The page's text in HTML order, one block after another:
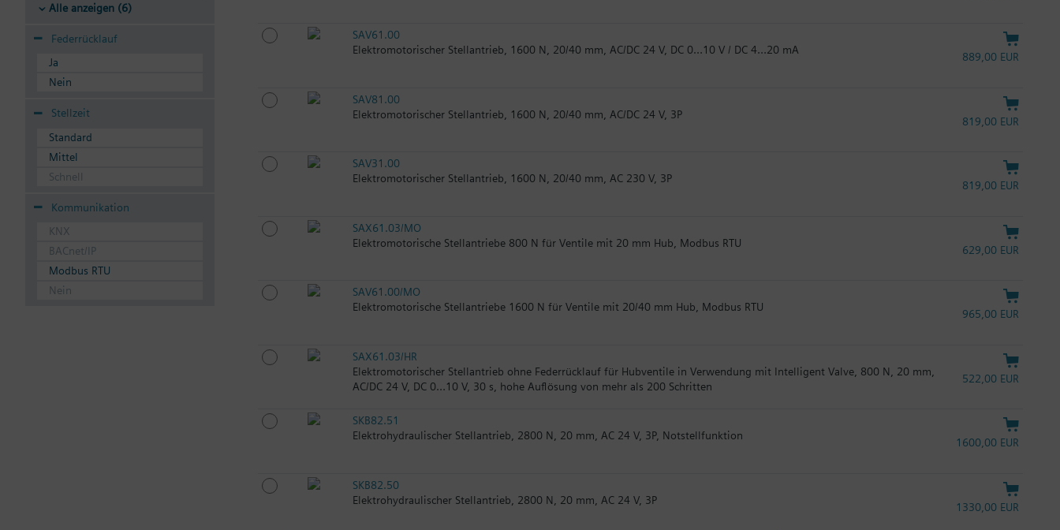
Alle anzeigen (6)
Federrücklauf
Ja
Nein
Stellzeit
Standard
Mittel
Schnell
Kommunikation
KNX
BACnet/IP
Modbus RTU
Nein
SAV61.00
Elektromotorischer Stellantrieb, 1600 N, 20/40 mm, AC/DC 24 V, DC 0…10 V / DC 4…20 mA
889,00 EUR
SAV81.00
Elektromotorischer Stellantrieb, 1600 N, 20/40 mm, AC/DC 24 V, 3P
819,00 EUR
SAV31.00
Elektromotorischer Stellantrieb, 1600 N, 20/40 mm, AC 230 V, 3P
819,00 EUR
SAX61.03/MO
Elektromotorische Stellantriebe 800 N für Ventile mit 20 mm Hub, Modbus RTU
629,00 EUR
SAV61.00/MO
Elektromotorische Stellantriebe 1600 N für Ventile mit 20/40 mm Hub, Modbus RTU
965,00 EUR
SAX61.03/HR
Elektromotorischer Stellantrieb ohne Federrücklauf für Hubventile in Verwendung mit Intelligent Valve, 800 N, 20 mm,
AC/DC 24 V, DC 0…10 V, 30 s, hohe Auflösung von mehr als 200 Schritten
522,00 EUR
SKB82.51
Elektrohydraulischer Stellantrieb, 2800 N, 20 mm, AC 24 V, 3P, Notstellfunktion
1600,00 EUR
SKB82.50
Elektrohydraulischer Stellantrieb, 2800 N, 20 mm, AC 24 V, 3P
1330,00 EUR